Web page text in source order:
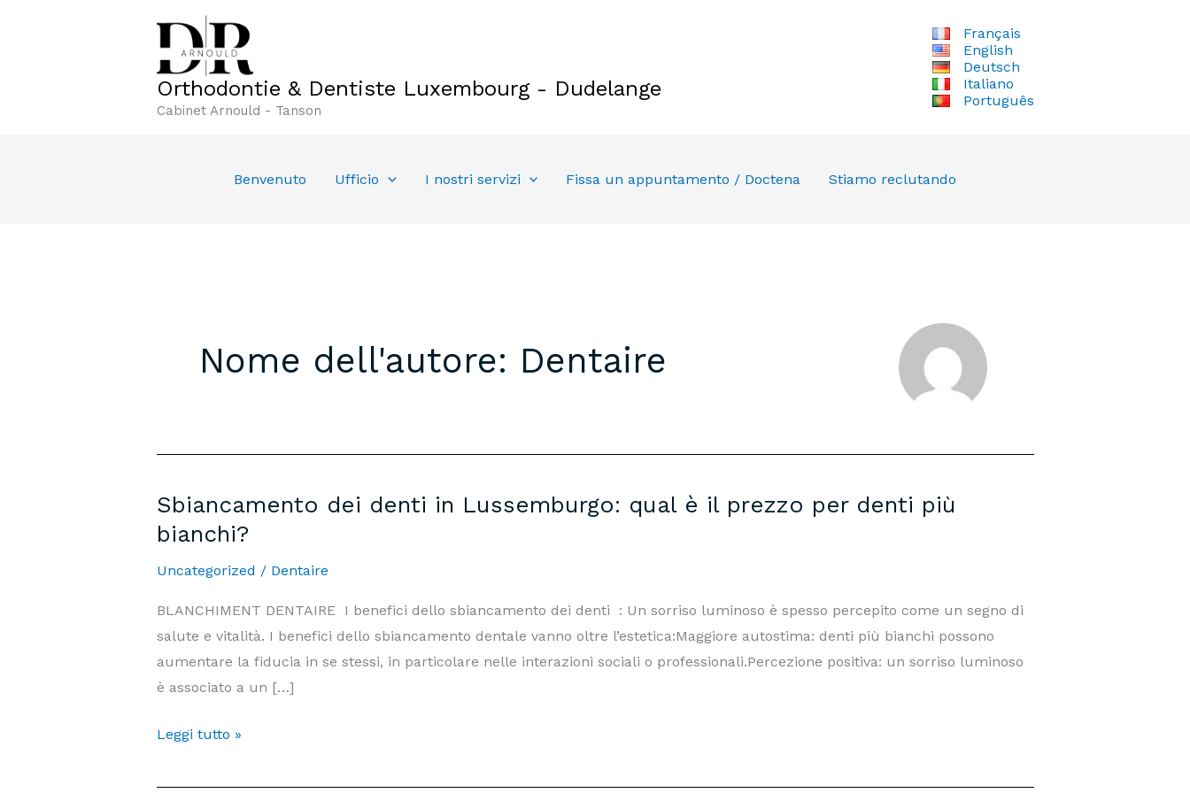
Orthodontie & Dentiste Luxembourg - Dudelange
Cabinet Arnould - Tanson
Français
English
Deutsch
Italiano
Português
Benvenuto Ufficio I nostri servizi Fissa un appuntamento / Doctena Stiamo reclutando
Nome dell'autore: Dentaire
Sbiancamento dei denti in Lussemburgo: qual è il prezzo per denti più
bianchi?
Uncategorized / Dentaire
BLANCHIMENT DENTAIRE I benefici dello sbiancamento dei denti : Un sorriso luminoso è spesso percepito come un segno di
salute e vitalità. I ​​benefici dello sbiancamento dentale vanno oltre l’estetica:Maggiore autostima: denti più bianchi possono
aumentare la fiducia in se stessi, in particolare nelle interazioni sociali o professionali.Percezione positiva: un sorriso luminoso
è associato a un […]
Sbiancamento
denti
Leggi tutto »